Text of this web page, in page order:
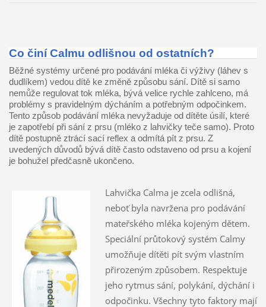
Co činí Calmu odlišnou od ostatních?
Běžné systémy určené pro podávání mléka či výživy (láhev s
dudlíkem) vedou dítě ke změně způsobu sání. Dítě si samo
nemůže regulovat tok mléka, bývá velice rychle zahlceno, má
problémy s pravidelným dýcháním a potřebným odpočinkem.
Tento způsob podávání mléka nevyžaduje od dítěte úsilí, které
je zapotřebí při sání z prsu (mléko z lahvičky teče samo). Proto
dítě postupně ztrácí sací reflex a odmítá pít z prsu. Z
uvedených důvodů bývá dítě často odstaveno od prsu a kojení
je bohužel předčasně ukončeno.
Lahvička Calma je zcela odlišná,
neboť byla navržena pro podávání
mateřského mléka kojeným dětem.
Speciální průtokový systém Calmy
umožňuje dítěti pít svým vlastním
přirozeným způsobem. Respektuje
jeho rytmus sání, polykání, dýchání i
odpočinku. Všechny tyto faktory mají